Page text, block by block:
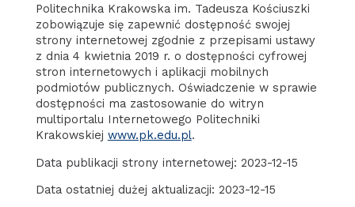
Politechnika Krakowska im. Tadeusza Kościuszki
zobowiązuje się zapewnić dostępność swojej
strony internetowej zgodnie z przepisami ustawy
z dnia 4 kwietnia 2019 r. o dostępności cyfrowej
stron internetowych i aplikacji mobilnych
podmiotów publicznych. Oświadczenie w sprawie
dostępności ma zastosowanie do witryn
multiportalu Internetowego Politechniki
Krakowskiej www.pk.edu.pl.
Data publikacji strony internetowej: 2023-12-15
Data ostatniej dużej aktualizacji: 2023-12-15